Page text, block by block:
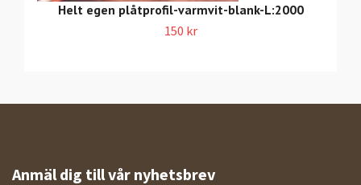
Helt egen plåtprofil-varmvit-blank-L:2000
150 kr
Anmäl dig till vår nyhetsbrev